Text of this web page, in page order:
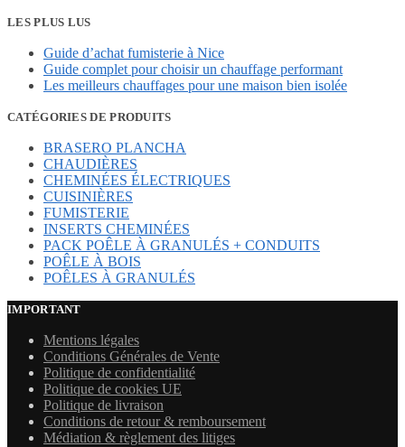
4435,20 €.1491,00 €.
LES PLUS LUS
Guide d’achat fumisterie à Nice
Guide complet pour choisir un chauffage performant
Les meilleurs chauffages pour une maison bien isolée
CATÉGORIES DE PRODUITS
BRASERO PLANCHA
CHAUDIÈRES
CHEMINÉES ÉLECTRIQUES
CUISINIÈRES
FUMISTERIE
INSERTS CHEMINÉES
PACK POÊLE À GRANULÉS + CONDUITS
POÊLE À BOIS
POÊLES À GRANULÉS
IMPORTANT
Mentions légales
Conditions Générales de Vente
Politique de confidentialité
Politique de cookies UE
Politique de livraison
Conditions de retour & remboursement
Médiation & règlement des litiges